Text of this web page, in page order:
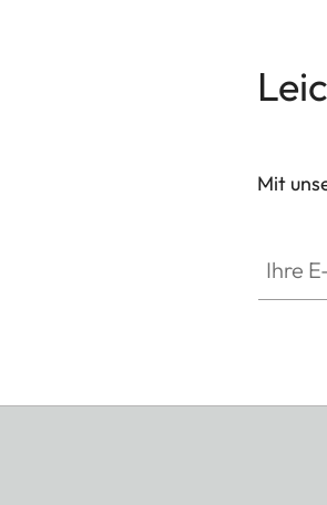
Mit